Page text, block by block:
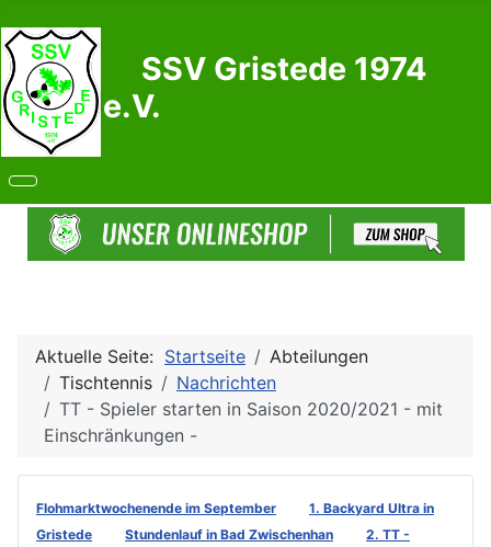
SSV Gristede 1974
e.V.
Aktuelle Seite: Startseite
Abteilungen
Tischtennis
Nachrichten
TT - Spieler starten in Saison 2020/2021 - mit
Einschränkungen -
Flohmarktwochenende im September
1. Backyard Ultra in
Gristede
Stundenlauf in Bad Zwischenhan
2. TT -